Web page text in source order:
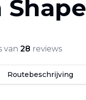
van 28 reviews
Routebeschrijving